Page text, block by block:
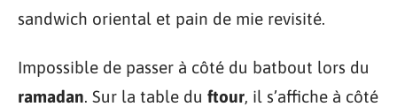
sandwich oriental et pain de mie revisité.
Impossible de passer à côté du batbout lors du
ramadan. Sur la table du ftour, il s’affiche à côté